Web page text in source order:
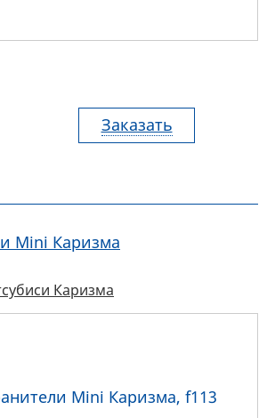
Заказать
Mini Каризма
Каризма